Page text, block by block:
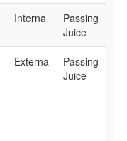
Interna
Passing
Juice
Externa
Passing
Juice